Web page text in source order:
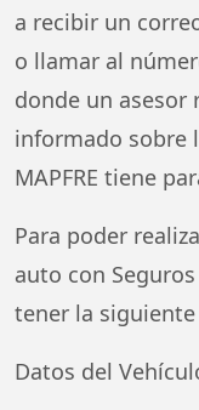
a recibir un
o llamar al
donde un asesor
informado sobre
MAPFRE tiene
Para poder
auto con
tener la
Datos del